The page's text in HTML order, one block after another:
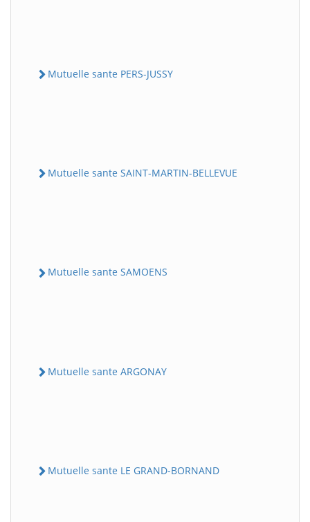
Mutuelle sante PERS-JUSSY
Mutuelle sante SAINT-MARTIN-BELLEVUE
Mutuelle sante SAMOENS
Mutuelle sante ARGONAY
Mutuelle sante LE GRAND-BORNAND